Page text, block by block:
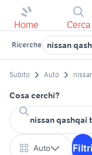
Home Cerca
Ricerche nissan
Subito Auto
Cosa cerchi?
Auto Filtri